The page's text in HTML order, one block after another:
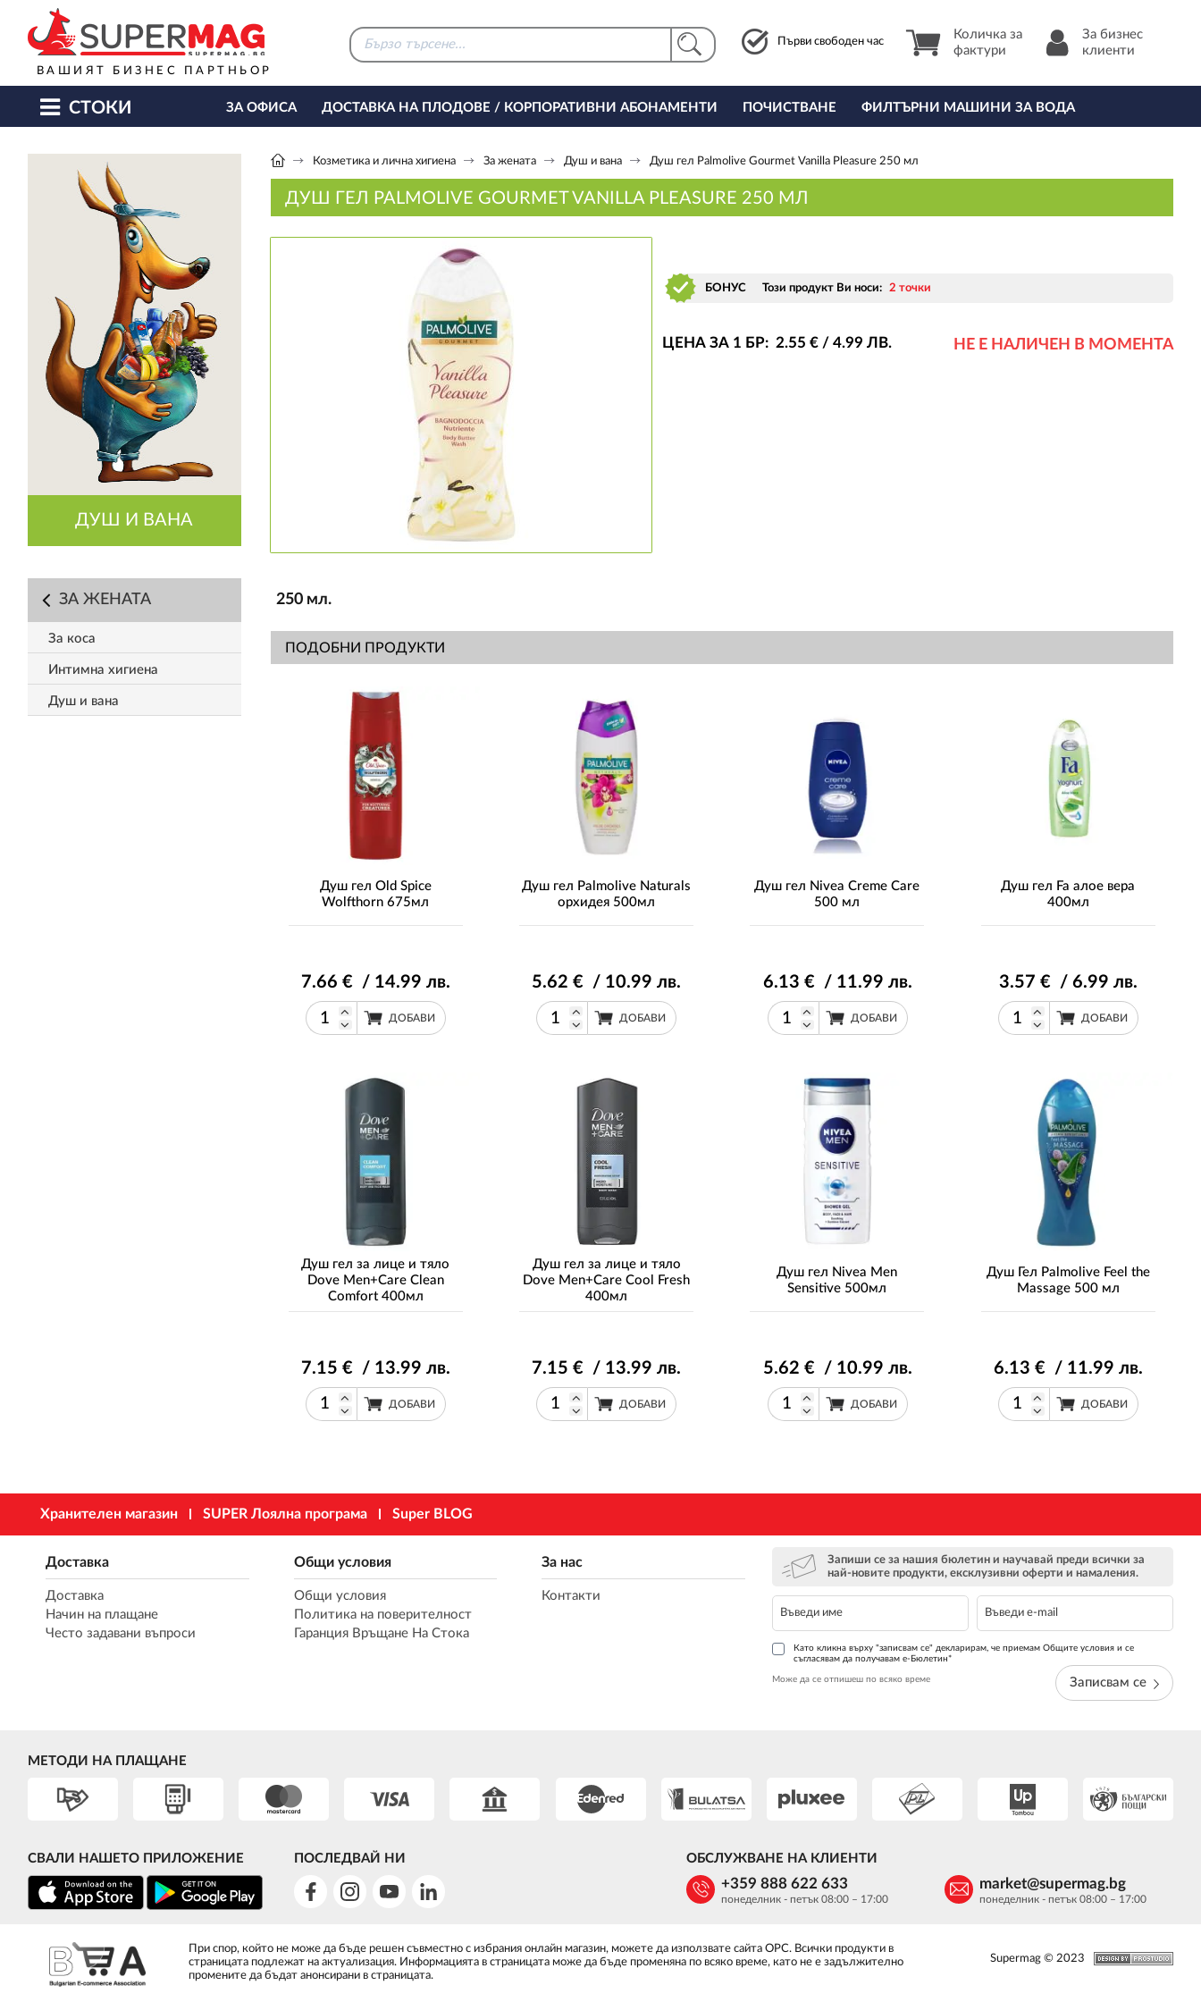
ВАШИЯТ БИЗНЕС ПАРТНЬОР
Първи свободен час
Количка за
фактури
За бизнес
клиенти
СТОКИ ЗА ОФИСА ДОСТАВКА НА ПЛОДОВЕ / КОРПОРАТИВНИ АБОНАМЕНТИ ПОЧИСТВАНЕ ФИЛТЪРНИ МАШИНИ ЗА ВОДА
ДУШ И ВАНА
ЗА ЖЕНАТА
За коса
Интимна хигиена
Душ и вана
Козметика и лична хигиена За жената Душ и вана Душ гел Palmolive Gourmet Vanilla Pleasure 250 мл
ДУШ ГЕЛ PALMOLIVE GOURMET VANILLA PLEASURE 250 МЛ
БОНУС Този продукт Ви носи: 2 точки
ЦЕНА ЗА 1 БР: 2.55 € / 4.99 ЛВ. НЕ Е НАЛИЧЕН В МОМЕНТА
250 мл.
ПОДОБНИ ПРОДУКТИ
Душ гел Old Spice
Wolfthorn 675мл
7.66 € / 14.99 лв.
ДОБАВИ
Душ гел Palmolive Naturals
орхидея 500мл
5.62 € / 10.99 лв.
ДОБАВИ
Душ гел Nivea Creme Care
500 мл
6.13 € / 11.99 лв.
ДОБАВИ
Душ гел Fa алое вера
400мл
3.57 € / 6.99 лв.
ДОБАВИ
Душ гел за лице и тяло
Dove Men+Care Clean
Comfort 400мл
7.15 € / 13.99 лв.
ДОБАВИ
Душ гел за лице и тяло
Dove Men+Care Cool Fresh
400мл
7.15 € / 13.99 лв.
ДОБАВИ
Душ гел Nivea Men
Sensitive 500мл
5.62 € / 10.99 лв.
ДОБАВИ
Душ Гел Palmolive Feel the
Massage 500 мл
6.13 € / 11.99 лв.
ДОБАВИ
Хранителен магазин SUPER Лоялна програма Super BLOG
Доставка
Доставка
Начин на плащане
Често задавани въпроси
Общи условия
Общи условия
Политика на поверителност
Гаранция Връщане На Стока
За нас
Контакти
Запиши се за нашия бюлетин и научавай преди всички за
най-новите продукти, ексклузивни оферти и намаления.
Като кликна върху "записвам се" декларирам, че приемам Общите условия и се
съгласявам да получавам е-Бюлетин*
Може да се отпишеш по всяко време Записвам се
МЕТОДИ НА ПЛАЩАНЕ
СВАЛИ НАШЕТО ПРИЛОЖЕНИЕ ПОСЛЕДВАЙ НИ ОБСЛУЖВАНЕ НА КЛИЕНТИ
+359 888 622 633
понеделник - петък 08:00 – 17:00
market@supermag.bg
понеделник - петък 08:00 – 17:00
При спор, който не може да бъде решен съвместно с избрания онлайн магазин, можете да използвате сайта ОРС. Всички продукти в
страницата подлежат на актуализация. Информацията в страницата може да бъде променяна по всяко време, като не е задължително
промените да бъдат анонсирани в страницата.
Supermag © 2023